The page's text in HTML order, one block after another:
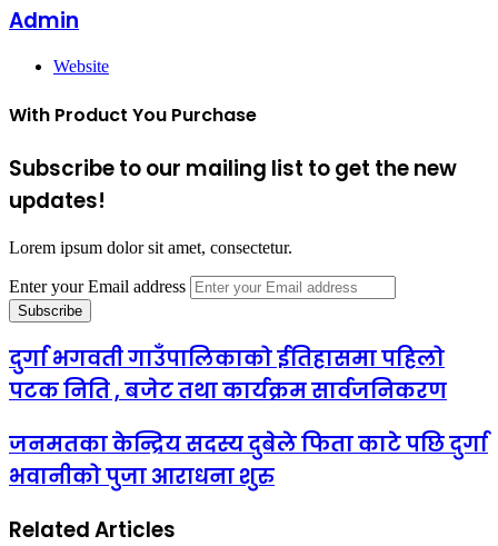
Admin
Website
With Product You Purchase
Subscribe to our mailing list to get the new
updates!
Lorem ipsum dolor sit amet, consectetur.
Enter your Email address
दुर्गा भगवती गाउँपालिकाको ईतिहासमा पहिलो
पटक निति , बजेट तथा कार्यक्रम सार्वजनिकरण
जनमतका केन्द्रिय सदस्य दुबेले फिता काटे पछि दुर्गा
भवानीको पुजा आराधना शुरु
Related Articles